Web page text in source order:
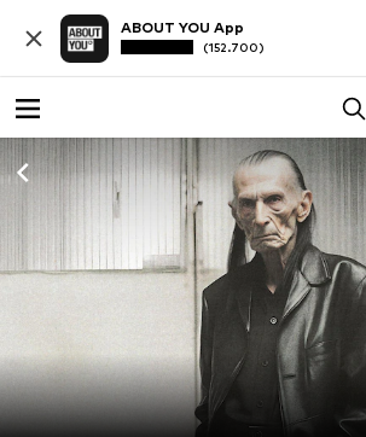
ABOUT YOU App
(152.700)